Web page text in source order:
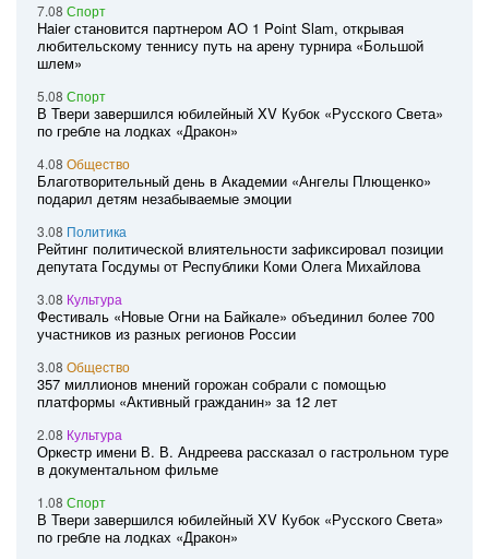
7.08 Спорт
Haier становится партнером AO 1 Point Slam, открывая
любительскому теннису путь на арену турнира «Большой
шлем»
5.08 Спорт
В Твери завершился юбилейный XV Кубок «Русского Света»
по гребле на лодках «Дракон»
4.08 Общество
Благотворительный день в Академии «Ангелы Плющенко»
подарил детям незабываемые эмоции
3.08 Политика
Рейтинг политической влиятельности зафиксировал позиции
депутата Госдумы от Республики Коми Олега Михайлова
3.08 Культура
Фестиваль «Новые Огни на Байкале» объединил более 700
участников из разных регионов России
3.08 Общество
357 миллионов мнений горожан собрали с помощью
платформы «Активный гражданин» за 12 лет
2.08 Культура
Оркестр имени В. В. Андреева рассказал о гастрольном туре
в документальном фильме
1.08 Спорт
В Твери завершился юбилейный XV Кубок «Русского Света»
по гребле на лодках «Дракон»